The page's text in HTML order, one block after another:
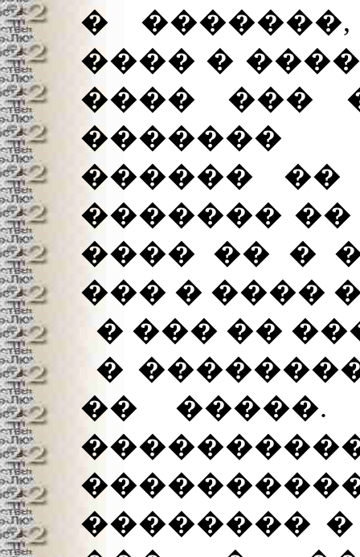
�
���� �
���� ���
�������
������ ��
������� ��
���� �� �
��� � ����
� ��� ��
�
��
��������